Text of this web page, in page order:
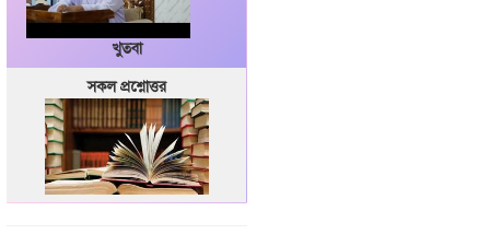
খুতবা
সকল প্রশ্নোত্তর